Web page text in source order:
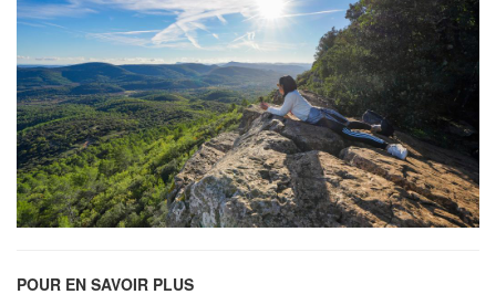
POUR EN SAVOIR PLUS